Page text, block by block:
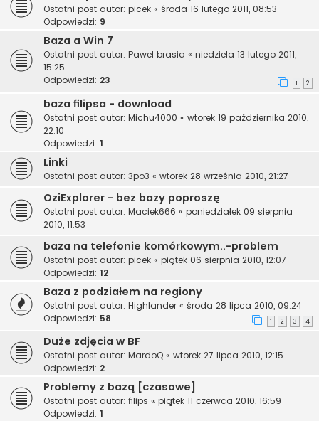
Ostatni post autor: picek « środa 16 lutego 2011, 08:53
Odpowiedzi: 9
Baza a Win 7
Ostatni post autor: Pawel brasia « niedziela 13 lutego 2011,
15:25
Odpowiedzi: 23 1 2
baza filipsa - download
Ostatni post autor: Michu4000 « wtorek 19 października 2010,
22:10
Odpowiedzi: 1
Linki
Ostatni post autor: 3po3 « wtorek 28 września 2010, 21:27
OziExplorer - bez bazy poproszę
Ostatni post autor: Maciek666 « poniedziałek 09 sierpnia
2010, 11:53
baza na telefonie komórkowym..-problem
Ostatni post autor: picek « piątek 06 sierpnia 2010, 12:07
Odpowiedzi: 12
Baza z podziałem na regiony
Ostatni post autor: Highlander « środa 28 lipca 2010, 09:24
Odpowiedzi: 58 1 2 3 4
Duże zdjęcia w BF
Ostatni post autor: MardoQ « wtorek 27 lipca 2010, 12:15
Odpowiedzi: 2
Problemy z bazą [czasowe]
Ostatni post autor: filips « piątek 11 czerwca 2010, 16:59
Odpowiedzi: 1